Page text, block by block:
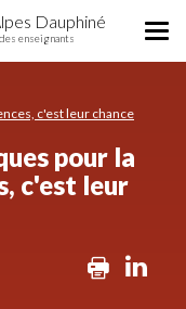
Dauphiné
enseignants
c'est leur chance
pour la
c'est leur
Print